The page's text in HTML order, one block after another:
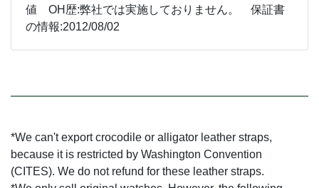
値 OH歴:弊社では実施しておりません。 保証書
の情報:2012/08/02
*We can't export crocodile or alligator leather straps,
because it is restricted by Washington Convention
(CITES). We do not refund for these leather straps.